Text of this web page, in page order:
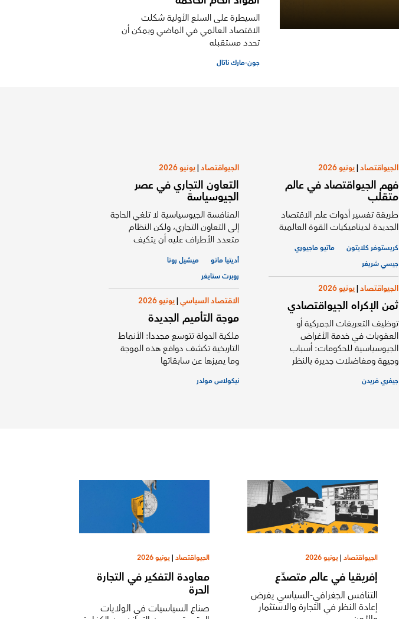
السيطرة على السلع الأولية شكلت
الاقتصاد العالمي في الماضي ويمكن أن
تحدد مستقبله
جون-مارك ناتال
الجيواقتصاد|يونيو 2026
فهم الجيواقتصاد في عالم
متقلب
طريقة تفسير أدوات علم الاقتصاد
الجديدة لديناميكيات القوة العالمية
كريستوفر كلايتون
ماتيو ماجيوري
جيسي شريغر
الجيواقتصاد|يونيو 2026
ثمن الإكراه الجيواقتصادي
توظيف التعريفات الجمركية أو
العقوبات في خدمة الأغراض
الجيوسياسية للحكومات: أسباب
وجيهة ومفاضلات جديرة بالنظر
جيفري فريدن
الجيواقتصاد|يونيو 2026
التعاون التجاري في عصر
الجيوسياسة
المنافسة الجيوسياسية لا تلغي الحاجة
إلى التعاون التجاري، ولكن النظام
متعدد الأطراف عليه أن يتكيف
أديتيا ماتو
ميشيل روتا
روبرت ستايغر
الاقتصاد السياسي|يونيو 2026
موجة التأميم الجديدة
ملكية الدولة تتوسع مجددا: الأنماط
التاريخية تكشف دوافع هذه الموجة
وما يميزها عن سابقاتها
نيكولاس مولدر
الجيواقتصاد|يونيو 2026
إفريقيا في عالم متصدِّع
التنافس الجغرافي-السياسي يفرض
إعادة النظر في التجارة والاستثمار
الجيواقتصاد|يونيو 2026
معاودة التفكير في التجارة
الحرة
صناع السياسيات في الولايات